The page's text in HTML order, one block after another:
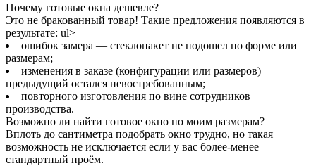
Почему готовые окна дешевле?
Это не бракованный товар! Такие предложения появляются в
результате: ul>
ошибок замера — стеклопакет не подошел по форме или
размерам;
изменения в заказе (конфигурации или размеров) —
предыдущий остался невостребованным;
повторного изготовления по вине сотрудников
производства.
Возможно ли найти готовое окно по моим размерам?
Вплоть до сантиметра подобрать окно трудно, но такая
возможность не исключается если у вас более-менее
стандартный проём.